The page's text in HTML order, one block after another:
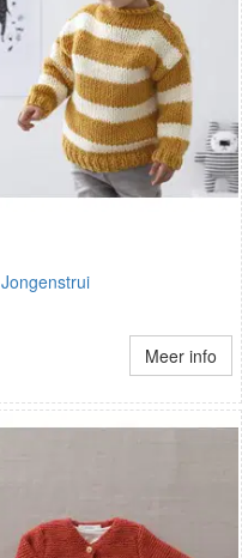
Jongenstrui
Meer info